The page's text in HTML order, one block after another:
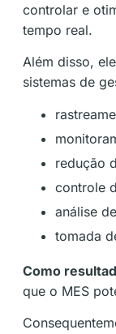
controlar e
tempo real.
Além disso,
sistemas de
redução
controle
análise
tomada
Como
que o MES